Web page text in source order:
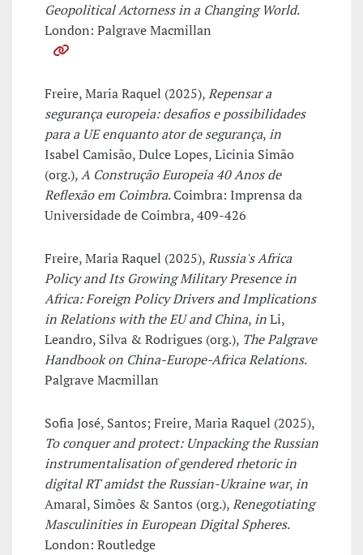
Geopolitical Actorness in a Changing World.
London: Palgrave Macmillan
Freire, Maria Raquel (2025),Repensar a
segurança europeia: desafios e possibilidades
para a UE enquanto ator de segurança,in
Isabel Camisão, Dulce Lopes, Licinia Simão
(org.),A Construção Europeia 40 Anos de
Reflexão em Coimbra. Coimbra: Imprensa da
Universidade de Coimbra, 409-426
Freire, Maria Raquel (2025),Russia's Africa
Policy and Its Growing Military Presence in
Africa: Foreign Policy Drivers and Implications
in Relations with the EU and China,inLi,
Leandro, Silva & Rodrigues (org.), The Palgrave
Handbook on China-Europe-Africa Relations.
Palgrave Macmillan
Sofia José, Santos; Freire, Maria Raquel (2025),
To conquer and protect: Unpacking the Russian
instrumentalisation of gendered rhetoric in
digital RT amidst the Russian-Ukraine war,in
Amaral, Simões & Santos (org.),Renegotiating
Masculinities in European Digital Spheres.
London: Routledge